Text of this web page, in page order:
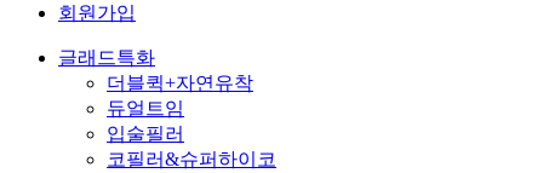
회원가입
글래드특화
더블퀵+자연유착
듀얼트임
입술필러
코필러&슈퍼하이코